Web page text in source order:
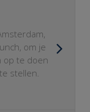
om je
op te doen
stellen.